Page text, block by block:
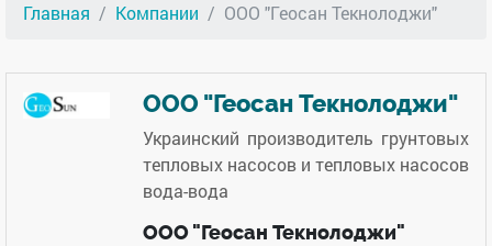
Главная Компании ООО "Геосан Текнолоджи"
ООО "Геосан Текнолоджи"
Украинский производитель грунтовых
тепловых насосов и тепловых насосов
вода-вода
ООО "Геосан Текнолоджи"